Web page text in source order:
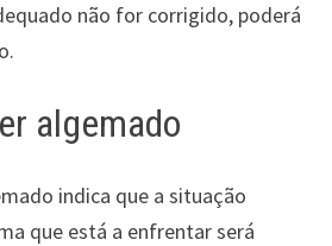
não for corrigido, poderá
algemado
indica que a situação
que está a enfrentar será